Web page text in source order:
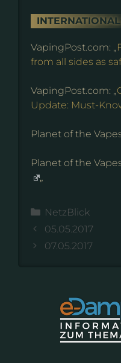
VapingPost.com: „
from all sides as
VapingPost.com: „
Update: Must-
Planet of the
Planet of the
„
Kategorien
NetzBlick
05.05.2017
07.05.2017